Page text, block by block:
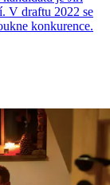
V draftu 2022 se
konkurence.